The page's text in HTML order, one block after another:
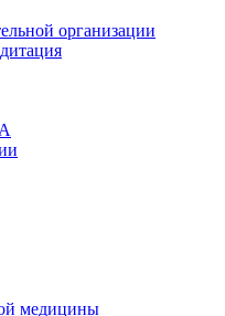
организации
медицины